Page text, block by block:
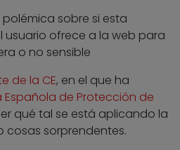
sobre si esta
usuario ofrece a la web para
o no sensible
de la CE, en el que ha
Española de Protección de
qué tal se está aplicando la
cosas sorprendentes.